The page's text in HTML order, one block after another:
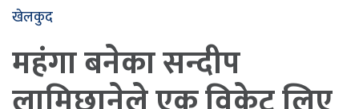
खेलकुद
महंगा बनेका सन्दीप